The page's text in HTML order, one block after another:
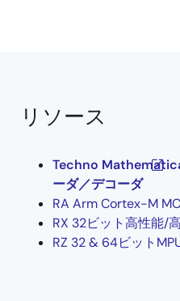
リソース
Techno
ーダ／デコーダ
RA Arm Cortex-M
RX 32ビット高性能/
RZ 32 & 64ビット